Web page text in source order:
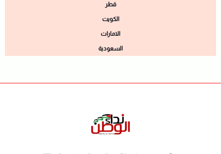
قطر
الكويت
الامارات
السعودية